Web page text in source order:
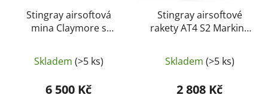
Stingray airsoftová
mina Claymore s
Zelená
Skladem (>5 ks)
6 500 Kč
Stingray airsoftové
rakety AT4 S2 Marking
Oranžová hlavice
Skladem (>5 ks)
2 808 Kč